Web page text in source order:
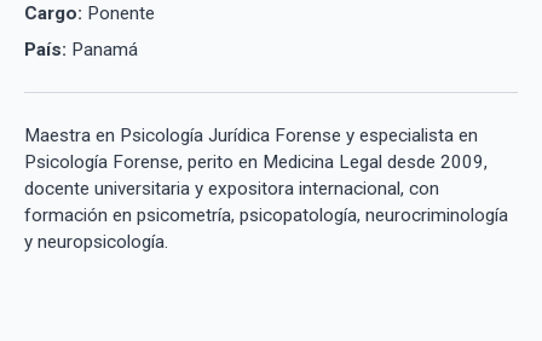
Cargo: Ponente
País: Panamá
Maestra en Psicología Jurídica Forense y especialista en
Psicología Forense, perito en Medicina Legal desde 2009,
docente universitaria y expositora internacional, con
formación en psicometría, psicopatología, neurocriminología
y neuropsicología.